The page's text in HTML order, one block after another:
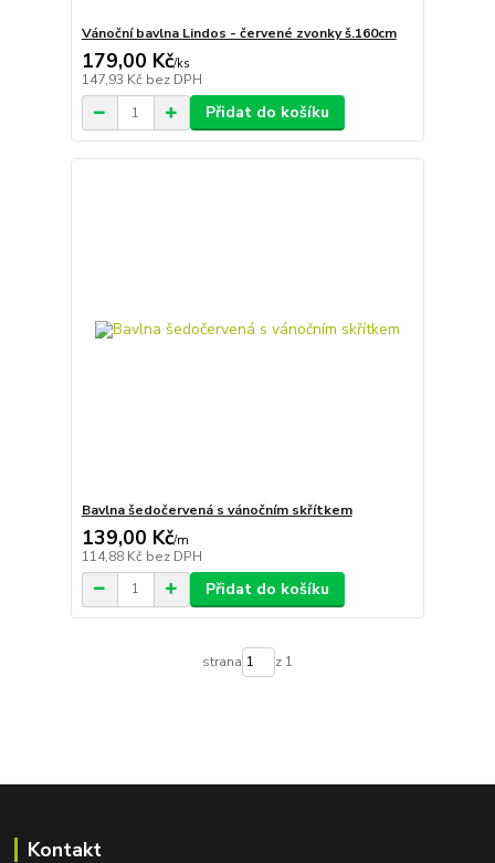
Vánoční bavlna Lindos - červené zvonky š.160cm
179,00 Kč/ks
147,93 Kč bez DPH
Přidat do košíku
Bavlna šedočervená s vánočním skřítkem
139,00 Kč/m
114,88 Kč bez DPH
Přidat do košíku
strana z 1
Kontakt